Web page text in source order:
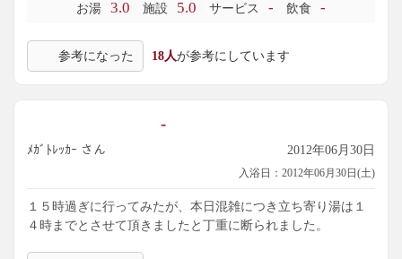
お湯 3.0 施設 5.0 サービス - 飲食 -
参考になった 18人が参考にしています
-
ﾒｶﾞﾄﾚｯｶｰ さん 2012年06月30日
入浴日：2012年06月30日(土)
１５時過ぎに行ってみたが、本日混雑につき立ち寄り湯は１
４時までとさせて頂きましたと丁重に断られました。